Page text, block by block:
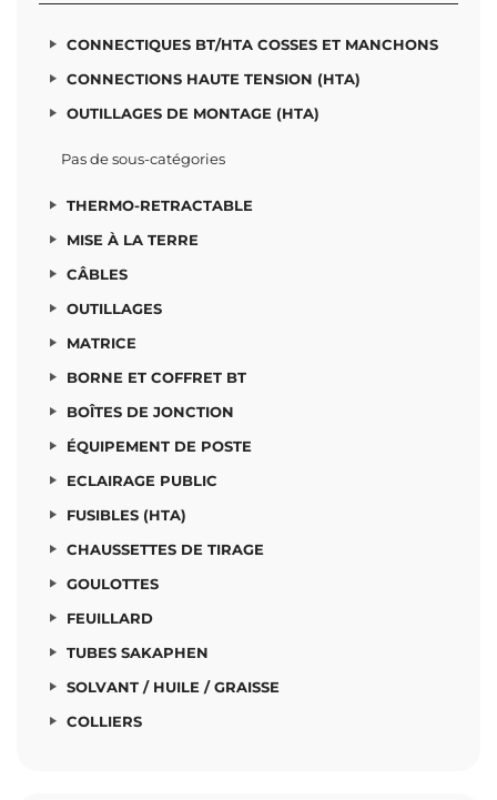
CONNECTIQUES BT/HTA COSSES ET MANCHONS
CONNECTIONS HAUTE TENSION (HTA)
OUTILLAGES DE MONTAGE (HTA)
Pas de sous-catégories
THERMO-RETRACTABLE
MISE À LA TERRE
CÂBLES
OUTILLAGES
MATRICE
BORNE ET COFFRET BT
BOÎTES DE JONCTION
ÉQUIPEMENT DE POSTE
ECLAIRAGE PUBLIC
FUSIBLES (HTA)
CHAUSSETTES DE TIRAGE
GOULOTTES
FEUILLARD
TUBES SAKAPHEN
SOLVANT / HUILE / GRAISSE
COLLIERS